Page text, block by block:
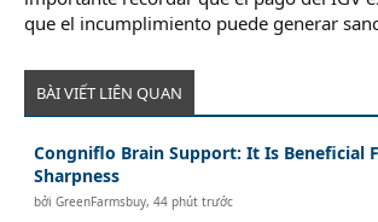
que el incumplimiento puede generar
BÀI VIẾT LIÊN QUAN
Congniflo Brain Support: It Is Beneficial
Sharpness
bởiGreenFarmsbuy,44 phút trước